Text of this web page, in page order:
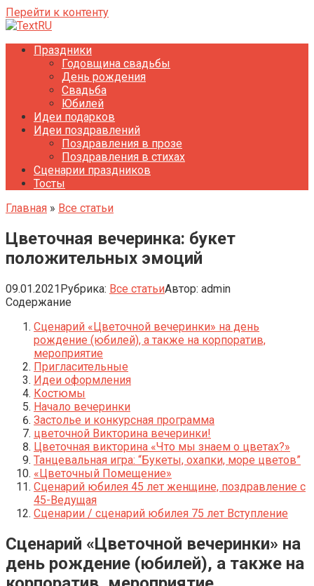
Перейти к контенту
Праздники
Годовщина свадьбы
День рождения
Свадьба
Юбилей
Идеи подарков
Идеи поздравлений
Поздравления в прозе
Поздравления в стихах
Сценарии праздников
Тосты
Главная » Все статьи
Цветочная вечеринка: букет
положительных эмоций
09.01.2021Рубрика: Все статьиАвтор: admin
Содержание
Сценарий «Цветочной вечеринки» на день
рождение (юбилей), а также на корпоратив,
мероприятие
Пригласительные
Идеи оформления
Костюмы
Начало вечеринки
Застолье и конкурсная программа
цветочной Викторина вечеринки!
Цветочная викторина «Что мы знаем о цветах?»
Танцевальная игра: “Букеты, охапки, море цветов”
«Цветочный Помещение»
Сценарий юбилея 45 лет женщине, поздравление с
45-Ведущая
Сценарии / сценарий юбилея 75 лет Вступление
Сценарий «Цветочной вечеринки» на
день рождение (юбилей), а также на